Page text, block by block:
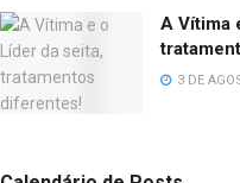
A Vítima
3 DE